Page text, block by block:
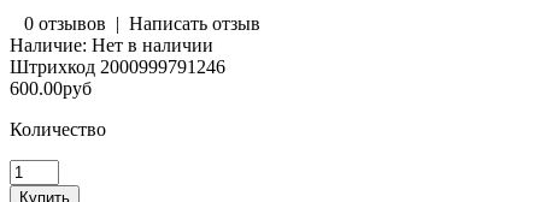
0 отзывов | Написать отзыв
Наличие: Нет в наличии
Штрихкод 2000999791246
600.00руб
Количество